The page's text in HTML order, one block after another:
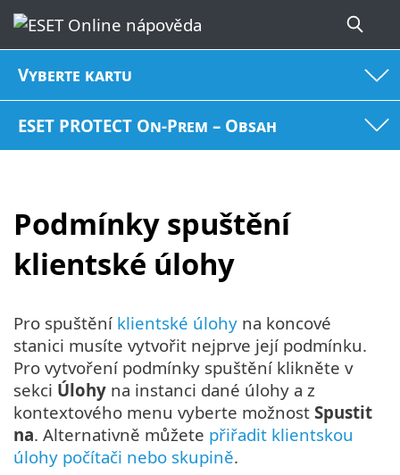
Vyberte kartu
ESET PROTECT On-Prem – Obsah
Podmínky spuštění
klientské úlohy
Pro spuštění klientské úlohy na koncové
stanici musíte vytvořit nejprve její podmínku.
Pro vytvoření podmínky spuštění klikněte v
sekci Úlohy na instanci dané úlohy a z
kontextového menu vyberte možnost Spustit
na. Alternativně můžete přiřadit klientskou
úlohy počítači nebo skupině.